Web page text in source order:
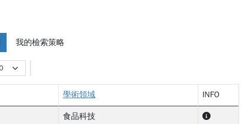
我的檢索策略
學術領域 INFO
食品科技